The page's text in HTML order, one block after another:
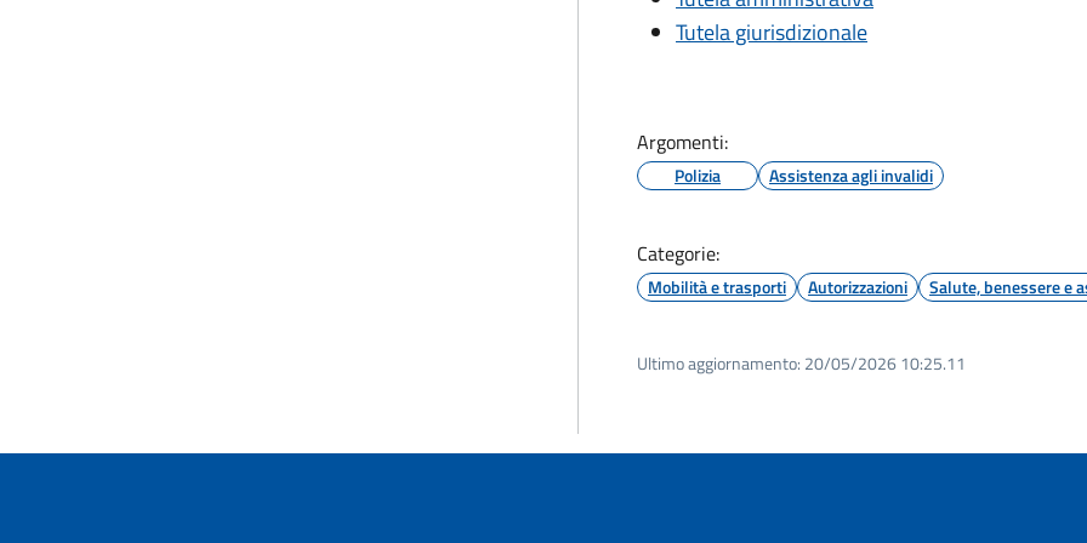
Tutela giurisdizionale
Argomenti:
Polizia Assistenza agli invalidi
Categorie:
Mobilità e trasporti Autorizzazioni Salute, benessere e
Ultimo aggiornamento: 20/05/2026 10:25.11